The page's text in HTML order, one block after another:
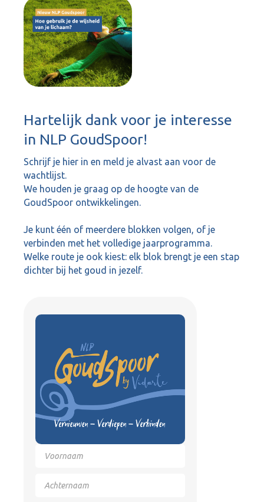
Hartelijk dank voor je interesse
in NLP GoudSpoor!
Schrijf je hier in en meld je alvast aan voor de
wachtlijst.
We houden je graag op de hoogte van de
GoudSpoor ontwikkelingen.
Je kunt één of meerdere blokken volgen, of je
verbinden met het volledige jaarprogramma.
Welke route je ook kiest: elk blok brengt je een stap
dichter bij het goud in jezelf.